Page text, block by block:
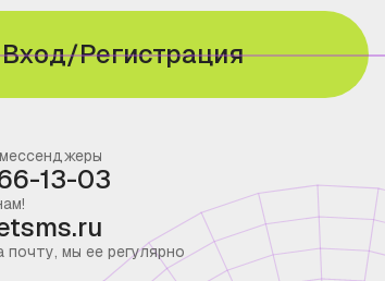
Вход/Регистрация
13-03
мы ее регулярно